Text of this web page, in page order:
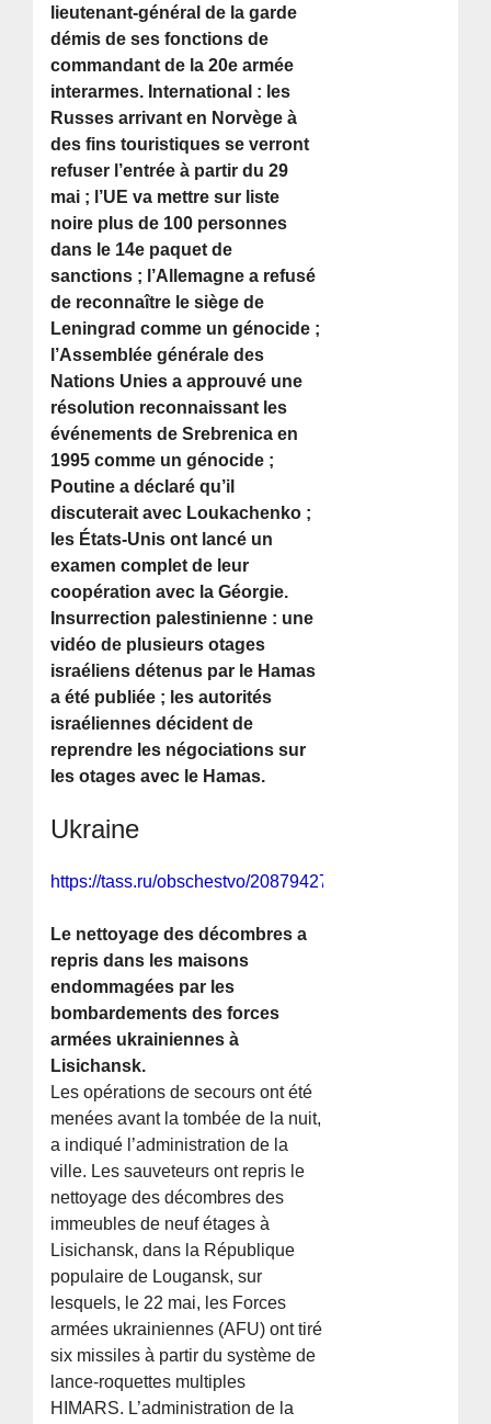
lieutenant-général de la garde
démis de ses fonctions de
commandant de la 20e armée
interarmes. International : les
Russes arrivant en Norvège à
des fins touristiques se verront
refuser l’entrée à partir du 29
mai ; l’UE va mettre sur liste
noire plus de 100 personnes
dans le 14e paquet de
sanctions ; l’Allemagne a refusé
de reconnaître le siège de
Leningrad comme un génocide ;
l’Assemblée générale des
Nations Unies a approuvé une
résolution reconnaissant les
événements de Srebrenica en
1995 comme un génocide ;
Poutine a déclaré qu’il
discuterait avec Loukachenko ;
les États-Unis ont lancé un
examen complet de leur
coopération avec la Géorgie.
Insurrection palestinienne : une
vidéo de plusieurs otages
israéliens détenus par le Hamas
a été publiée ; les autorités
israéliennes décident de
reprendre les négociations sur
les otages avec le Hamas.
Ukraine
https://tass.ru/obschestvo/20879427
Le nettoyage des décombres a
repris dans les maisons
endommagées par les
bombardements des forces
armées ukrainiennes à
Lisichansk.
Les opérations de secours ont été
menées avant la tombée de la nuit,
a indiqué l’administration de la
ville. Les sauveteurs ont repris le
nettoyage des décombres des
immeubles de neuf étages à
Lisichansk, dans la République
populaire de Lougansk, sur
lesquels, le 22 mai, les Forces
armées ukrainiennes (AFU) ont tiré
six missiles à partir du système de
lance-roquettes multiples
HIMARS. L’administration de la